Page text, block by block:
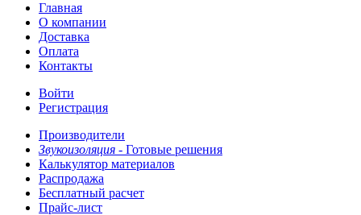
Главная
О компании
Доставка
Оплата
Контакты
Войти
Регистрация
Производители
Звукоизоляция - Готовые решения
Калькулятор материалов
Распродажа
Бесплатный расчет
Прайс-лист